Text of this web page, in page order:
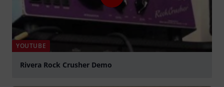
YOUTUBE
Rivera Rock Crusher Demo